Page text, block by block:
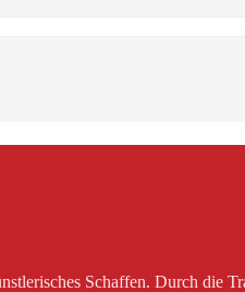
Schaffen. Durch die